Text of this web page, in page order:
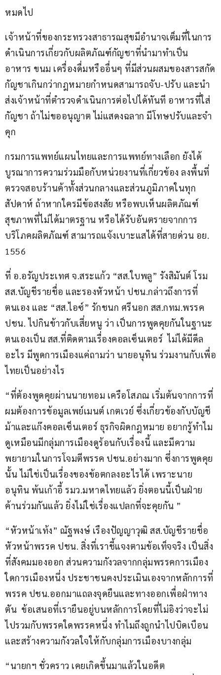
หมดไป
เจ้าหน้าที่ของกระทรวงสาธารณสุขมีอำนาจเต็มที่ในการ
ดำเนินการเกี่ยวกับผลิตภัณฑ์กัญชาที่นำมาทำเป็น
อาหาร ขนม เครื่องดื่มหรืออื่นๆ ที่มีส่วนผสมของสารสกัด
กัญชาเกินกว่ากฎหมายกำหนดสามารถจับ-ปรับ และนำ
ส่งเจ้าหน้าที่ตำรวจดำเนินการต่อไปได้ทันที อาหารที่ใส่
กัญชา ถ้าไม่ขออนุญาต ไม่แสดงฉลาก มีโทษปรับและจำ
คุก
กรมการแพทย์แผนไทยและการแพทย์ทางเลือก ยังได้
บูรณาการความร่วมมือกับหน่วยงานที่เกี่ยวข้อง ลงพื้นที่
ตรวจสอบร้านค้าทั้งส่วนกลางและส่วนภูมิภาคในทุก
สัปดาห์ ถ้าหากใครมีข้อสงสัย หรือพบเห็นผลิตภัณฑ์
สุขภาพที่ไม่ได้มาตรฐาน หรือได้รับอันตรายจากการ
บริโภคผลิตภัณฑ์ สามารถแจ้งเบาะแสได้ที่สายด่วน อย.
1556
ที่ อ.อรัญประเทศ จ.สระแก้ว “สส.ใบพลู” รังสิมันต์ โรม
สส.บัญชีรายชื่อ และรองหัวหน้า ปชน.กล่าวถึงการที่
ตนเอง และ “สส.ไอซ์” รักชนก ศรีนอก สส.กทม.พรรค
ปชน. ไปกินข้าวกับเสี่ยหนู ว่า เป็นการพูดคุยกันในฐานะ
ตนเองเป็น สส.ที่ติดตามเรื่องคอลเซ็นเตอร์  ไม่ได้มีดีล
อะไร มีพูดการเมืองแค่ถามว่า นายอนุทิน ร่วมงานกับเพื่อ
ไทยเป็นอย่างไร
“ที่ต้องพูดคุยผ่านนายทอม เครือโสภณ เริ่มต้นจากการที่
ผมต้องการข้อมูลเพย์เมนต์ เกตเวย์ ซึ่งเกี่ยวข้องกับบัญชี
ม้าและแก๊งคอลเซ็นเตอร์ ธุรกิจผิดกฎหมาย อยากรู้ทำไม
ดูเหมือนมีกลุ่มการเมืองดูร้อนกับเรื่องนี้ และมีความ
พยายามในการโจมตีพรรค ปชน.อย่างมาก ซึ่งการพูดคุย
นั้น ไม่ใช่เป็นเรื่องของข้อตกลงอะไรได้ เพราะนาย
อนุทิน พ้นเก้าอี้ รมว.มหาดไทยแล้ว ยิ่งตอนนี้เป็นฝ่าย
ค้านร่วมกันแล้ว ยิ่งไม่ใช่เรื่องแปลกที่จะคุยกัน ”
“หัวหน้าเท้ง” ณัฐพงษ์ เรืองปัญญาวุฒิ สส.บัญชีรายชื่อ
หัวหน้าพรรค ปชน. สิ่งที่เราชี้แจงตามข้อเท็จจริง เป็นสิ่ง
ที่สังคมมองออก ส่วนความกังวลจากกลุ่มพรรคการเมือง
ใดการเมืองหนึ่ง ประชาชนคงประเมินเองจากหลักการที่
พรรค ปชน.ออกมาแถลงจุดยืนและทางออกเพื่อฝ่าทาง
ตัน  ข้อเสนอที่เรายืนอยู่บนหลักการโดยที่ไม่อิงว่าจะไม่
ไปรวมกับพรรคใดพรรคหนึ่ง ทำไมถึงถูกนำไปบิดเบือน
และสร้างความกังวลใจให้กับกลุ่มการเมืองบางกลุ่ม
“นายกฯ ชั่วคราว เคยเกิดขึ้นมาแล้วในอดีต